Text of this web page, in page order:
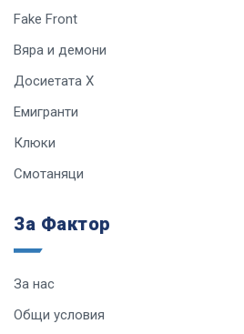
Fake Front
Вяра и демони
Досиетата Х
Емигранти
Клюки
Смотаняци
За Фактор
За нас
Общи условия